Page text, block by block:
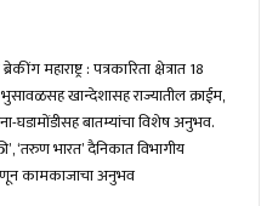
महाराष्ट्र : पत्रकारिता क्षेत्रात 18
भुसावळसह खान्देशासह राज्यातील क्राईम,
घडामोंडीसह बातम्यांचा विशेष अनुभव.
‘तरुण भारत’ दैनिकात विभागीय
कामकाजाचा अनुभव